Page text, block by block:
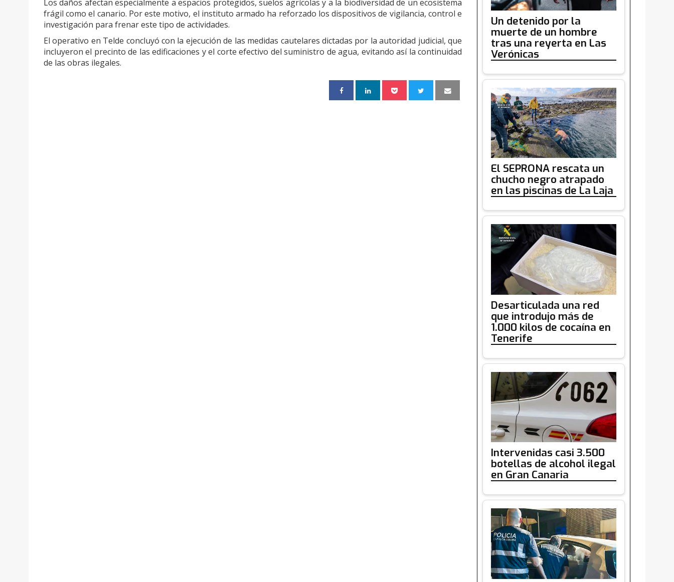
Los daños afectan especialmente a espacios protegidos, suelos agrícolas y a la biodiversidad de un ecosistema
frágil como el canario. Por este motivo, el instituto armado ha reforzado los dispositivos de vigilancia, control e
investigación para frenar este tipo de actividades.
El operativo en Telde concluyó con la ejecución de las medidas cautelares dictadas por la autoridad judicial, que
incluyeron el precinto de las edificaciones y el corte efectivo del suministro de agua, evitando así la continuidad
de las obras ilegales.
Un detenido por la
muerte de un hombre
tras una reyerta en Las
Verónicas
El SEPRONA rescata un
chucho negro atrapado
en las piscinas de La Laja
Desarticulada una red
que introdujo más de
1.000 kilos de cocaína en
Tenerife
Intervenidas casi 3.500
botellas de alcohol ilegal
en Gran Canaria